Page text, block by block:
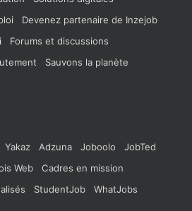
Devenez partenaire de Inzejob
Forums et discussions
Sauvons la planète
Yakaz Adzuna Joboolo
JobTed
Web
Cadres en mission
StudentJob WhatJobs